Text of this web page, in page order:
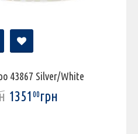
43867 Silver/White
135100грн